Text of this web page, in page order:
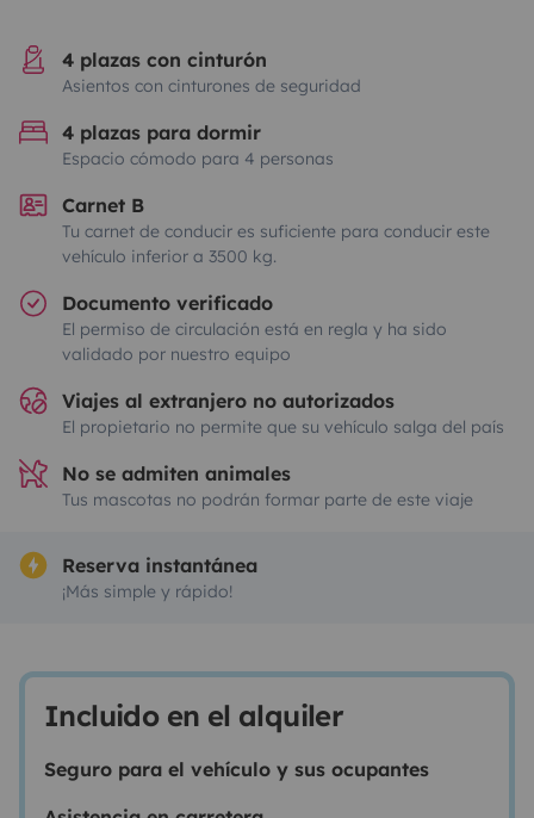
4 plazas con cinturón
Asientos con cinturones de seguridad
4 plazas para dormir
Espacio cómodo para 4 personas
Carnet B
Tu carnet de conducir es suficiente para conducir este
vehículo inferior a 3500 kg.
Documento verificado
El permiso de circulación está en regla y ha sido
validado por nuestro equipo
Viajes al extranjero no autorizados
El propietario no permite que su vehículo salga del país
No se admiten animales
Tus mascotas no podrán formar parte de este viaje
Reserva instantánea
¡Más simple y rápido!
Incluido en el alquiler
Seguro para el vehículo y sus ocupantes